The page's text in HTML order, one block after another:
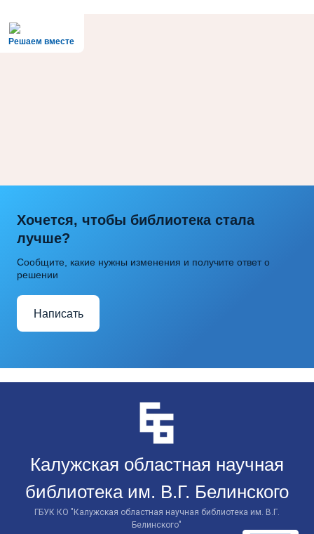
Решаем вместе
Хочется, чтобы библиотека стала
лучше?
Сообщите, какие нужны изменения и получите ответ о
решении
Написать
Калужская областная научная
библиотека им. В.Г. Белинского
ГБУК КО "Калужская областная научная библиотека им. В.Г.
Белинского"